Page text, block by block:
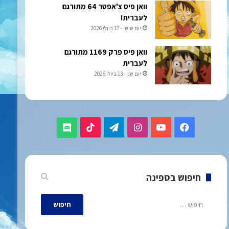
וואן פיס צ'אפטר 64 מתורגם
לעברית!
יום שישי - 17 ביולי 2026
וואן פיס פרק 1169 מתורגם
לעברית
יום שני - 13 ביולי 2026
Facebook
YouTube
Instagram
Telegram
TikTok
Discord
חיפוש בספינה
חיפוש: